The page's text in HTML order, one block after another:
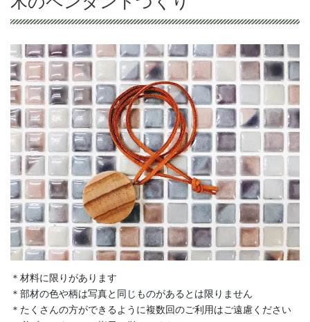
＊材料に限りがあります
＊部材の色や柄は写真と同じものがあるとは限りません
＊たくさんの方ができるように複数回のご利用はご遠慮ください